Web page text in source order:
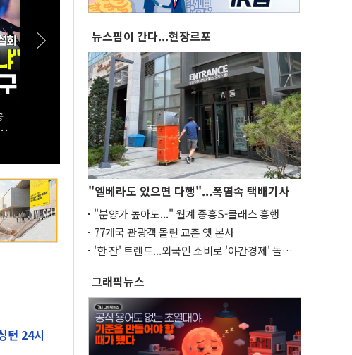
[스팟Live] 김민석 “누가 김민석보다 국정 방향
을 공유했나”…인천서 ‘대체불가’ 외쳤다 |
26.08.08 더불어민주당 당대표·최고위원 후보
인천 합동연설회
턴 24시
뉴스핌이 간다...현장르포
"엘베라도 있으면 다행"...폭염속 택배기사
"분양가 높아도..." 월계 중흥S-클래스 흥행
77개국 관광객 몰린 교촌 옛 본사
'한 잔' 트렌드...외국인 소비로 '야간경제' 돌파
그래픽뉴스